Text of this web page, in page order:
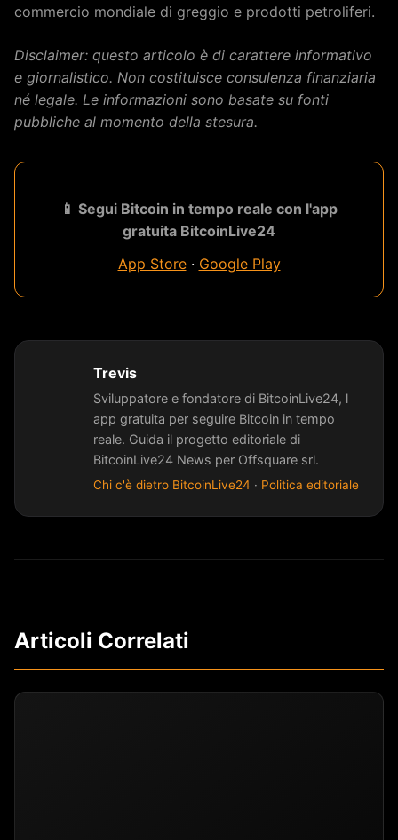
commercio mondiale di greggio e prodotti petroliferi.
Disclaimer: questo articolo è di carattere informativo
e giornalistico. Non costituisce consulenza finanziaria
né legale. Le informazioni sono basate su fonti
pubbliche al momento della stesura.
📱 Segui Bitcoin in tempo reale con l'app
gratuita BitcoinLive24
App Store· Google Play
Trevis
Sviluppatore e fondatore di BitcoinLive24, l
app gratuita per seguire Bitcoin in tempo
reale. Guida il progetto editoriale di
BitcoinLive24 News per Offsquare srl.
Chi c'è dietro BitcoinLive24 · Politica editoriale
Articoli Correlati